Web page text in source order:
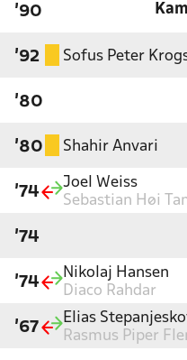
'90
'92 Sofus Peter
'80
'80 Shahir Anvari
'74
Joel Weiss
Sebastian Høi
'74
'74
Nikolaj Hansen
Diaco Rahdar
'67
Elias
Rasmus Piper